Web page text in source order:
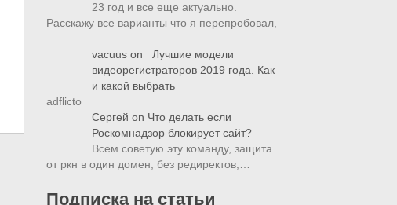
23 год и все еще актуально.
Расскажу все варианты что я перепробовал,
vacuus on
Лучшие модели
видеорегистраторов 2019 года. Как
и какой выбрать
adflicto
Сергей on Что делать если
Роскомнадзор блокирует сайт?
Всем советую эту команду, защита
от ркн в один домен, без редиректов,…
Подписка на статьи